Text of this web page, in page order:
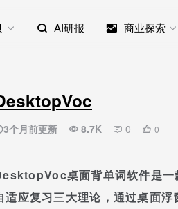
AI研报 商业探索
3个月前更新 8.7K 0 0
桌面背单词软件是一
适应复习三大理论，通过桌面